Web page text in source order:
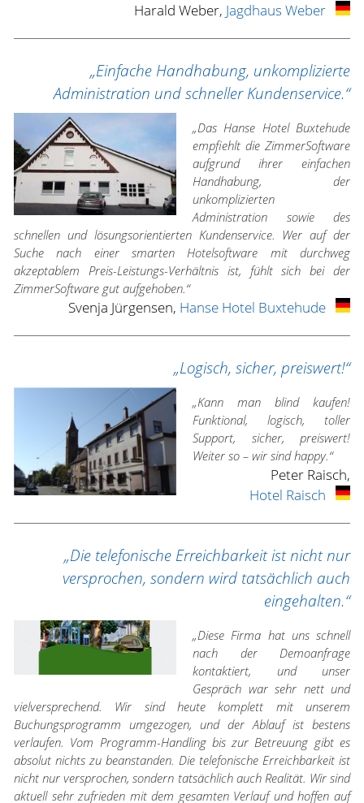
Harald Weber, Jagdhaus Weber
„Einfache Handhabung, unkomplizierte
Administration und schneller Kundenservice.“
„Das Hanse Hotel Buxtehude
empfiehlt die ZimmerSoftware
aufgrund ihrer einfachen
Handhabung, der
unkomplizierten
Administration sowie des
schnellen und lösungsorientierten Kundenservice. Wer auf der
Suche nach einer smarten Hotelsoftware mit durchweg
akzeptablem Preis-Leistungs-Verhältnis ist, fühlt sich bei der
ZimmerSoftware gut aufgehoben.“
Svenja Jürgensen, Hanse Hotel Buxtehude
„Logisch, sicher, preiswert!“
„Kann man blind kaufen!
Funktional, logisch, toller
Support, sicher, preiswert!
Weiter so – wir sind happy.“
Peter Raisch,
Hotel Raisch
„Die telefonische Erreichbarkeit ist nicht nur
versprochen, sondern wird tatsächlich auch
eingehalten.“
„Diese Firma hat uns schnell
nach der Demoanfrage
kontaktiert, und unser
Gespräch war sehr nett und
vielversprechend. Wir sind heute komplett mit unserem
Buchungsprogramm umgezogen, und der Ablauf ist bestens
verlaufen. Vom Programm-Handling bis zur Betreuung gibt es
absolut nichts zu beanstanden. Die telefonische Erreichbarkeit ist
nicht nur versprochen, sondern tatsächlich auch Realität. Wir sind
aktuell sehr zufrieden mit dem gesamten Verlauf und hoffen auf